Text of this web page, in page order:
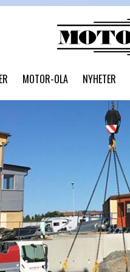
MOTOR-OLA NYHETER